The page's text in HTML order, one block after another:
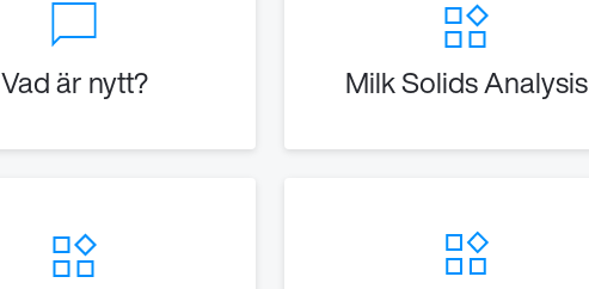
Vad är nytt? Milk Solids Analysis